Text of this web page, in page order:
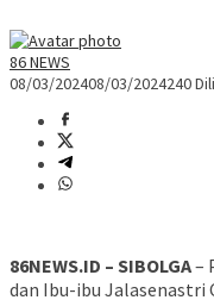
86 NEWS
08/03/202408/03/2024240
86NEWS.ID – SIBOLGA–
dan Ibu-ibu Jalasenastri